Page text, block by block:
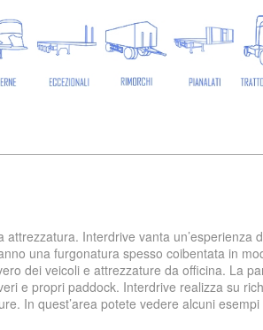
Interdrive vanta un’esperienza
una furgonatura spesso coibentata in
dei veicoli e attrezzature da officina. La
e propri paddock. Interdrive realizza su
In quest’area potete vedere alcuni